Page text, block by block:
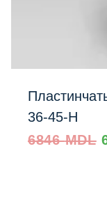
36-45-H
6846MDL